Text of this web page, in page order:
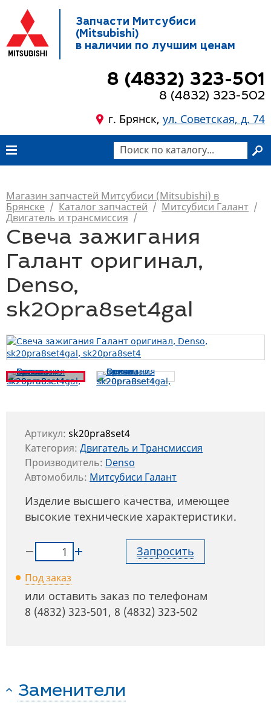
Запчасти Митсубиси
(Mitsubishi)
в наличии по лучшим ценам
8 (4832) 323-501
8 (4832) 323-502
г. Брянск, ул. Советская, д. 74
Магазин запчастей Митсубиси (Mitsubishi) в
Брянске / Каталог запчастей / Митсубиси Галант /
Двигатель и трансмиссия /
Свеча зажигания
Галант оригинал,
Denso,
sk20pra8set4gal
Артикул: sk20pra8set4
Категория: Двигатель и Трансмиссия
Производитель: Denso
Автомобиль: Митсубиси Галант
Изделие высшего качества, имеющее
высокие технические характеристики.
Запросить
Под заказ
или оставить заказ по телефонам
8 (4832) 323-501, 8 (4832) 323-502
Заменители